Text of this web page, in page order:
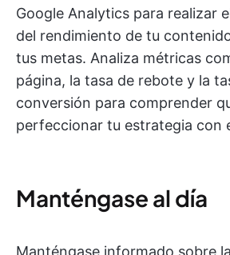
Google Analytics para realizar
del rendimiento de tu
tus metas. Analiza métricas
página, la tasa de rebote y la
conversión para comprender
perfeccionar tu estrategia con
Manténgase al día
Manténgase informado sobre